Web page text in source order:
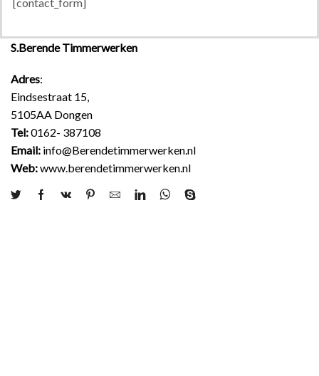
[contact_form]
S.Berende Timmerwerken
Adres:
Eindsestraat 15,
5105AA Dongen
Tel:0162- 387108
Email: info@Berendetimmerwerken.nl
Web:www.berendetimmerwerken.nl